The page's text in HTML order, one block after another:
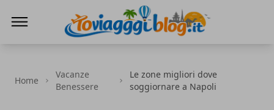
Home
Vacanze
Benessere
Le zone migliori dove
soggiornare a Napoli